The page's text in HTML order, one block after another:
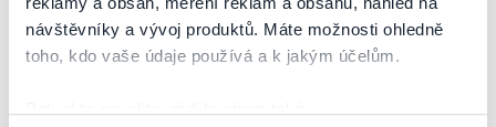
návštěvníky a vývoj produktů. Máte možnosti ohledně
toho, kdo vaše údaje používá a k jakým účelům.
ženské role na pražské muzikálové scéně /West Side Story, Jesus
Christ Superstar, Dracula, Monte Cristo, Bídníci a další. Vydala 9
sólových alb a účinkovala také např. ve StarDance nebo v show Tvoje